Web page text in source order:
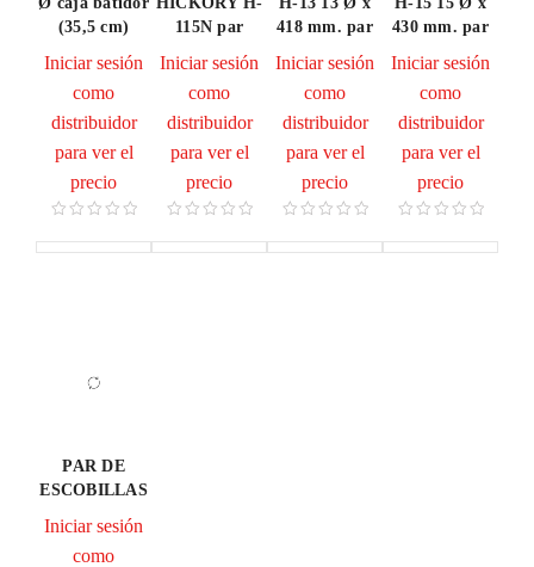
(35,5 cm)
Iniciar sesión
como
distribuidor
para ver el
precio
115N par
Iniciar sesión
como
distribuidor
para ver el
precio
418 mm. par
Iniciar sesión
como
distribuidor
para ver el
precio
430 mm. par
Iniciar sesión
como
distribuidor
para ver el
precio
PAR DE
ESCOBILLAS
Iniciar sesión
como